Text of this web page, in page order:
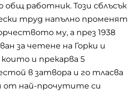
работник. Този сблъсък
труд напълно променят
му, а през 1938
за четене на Горки и
и прекарва 5
в затвора и го тласва
от най-прочутите си